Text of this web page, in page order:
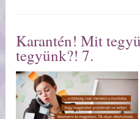
Karantén! Mit
tegyünk?! 7.